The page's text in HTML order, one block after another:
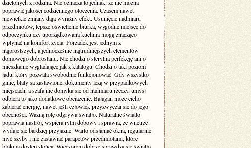
dzielonych z rodziną. Nie oznacza to jednak, że nie można
poprawić jakości codziennego otoczenia. Czasem nawet
niewielkie zmiany dają wyraźny efekt. Usunięcie nadmiaru
przedmiotów, lepsze oświetlenie biurka, wygodne miejsce do
odpoczynku czy uporządkowana kuchnia mogą znacząco
wpłynąć na komfort życia. Porządek jest jednym z
najprostszych, a jednocześnie najtrudniejszych elementów
domowego dobrostanu. Nie chodzi o sterylną perfekcję ani o
mieszkanie wyglądające jak z katalogu. Chodzi o taki poziom
ładu, który pozwala swobodnie funkcjonować. Gdy wszystko
ginie, blaty są zastawione, dokumenty leżą w przypadkowych
miejscach, a szafa nie domyka się od nadmiaru rzeczy, umysł
odbiera to jako dodatkowe obciążenie. Bałagan może cicho
zabierać energię, nawet jeśli człowiek przyzwyczai się do jego
obecności. Ważną rolę odgrywa światło. Naturalne światło
poprawia nastrój, wspiera rytm dobowy i sprawia, że wnętrze
wydaje się bardziej przyjazne. Warto odsłaniać okna, regularnie
myć szyby i nie zastawiać parapetów przedmiotami, które